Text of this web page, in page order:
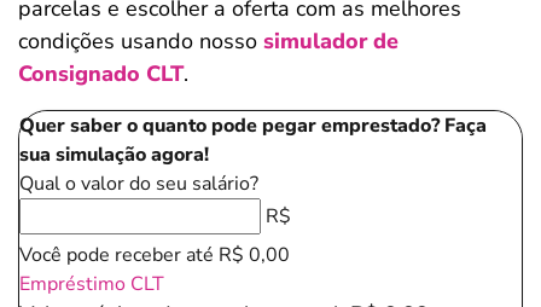
parcelas e escolher a oferta com as melhores
condições usando nosso simulador de
Consignado CLT.
Quer saber o quanto pode pegar emprestado? Faça
sua simulação agora!
Qual o valor do seu salário?
R$
Você pode receber até R$ 0,00
Empréstimo CLT